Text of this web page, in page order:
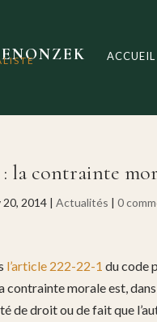
ACCUEIL
: la contrainte
20, 2014 |Actualités |0
l’article 222-22-1 du code
contrainte morale est,
de droit ou de fait que